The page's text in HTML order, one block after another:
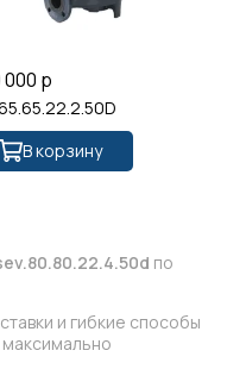
р
В корзину
по
и гибкие способы